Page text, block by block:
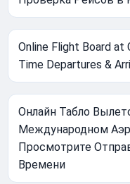
Online Flight Board at
Time Departures &
Онлайн Табло
Международном
Просмотрите
Времени